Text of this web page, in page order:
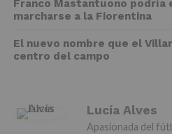
Franco Mastantuono podría
marcharse a la Fiorentina
El nuevo nombre que el
centro del campo
Lucía Alves
Apasionada del